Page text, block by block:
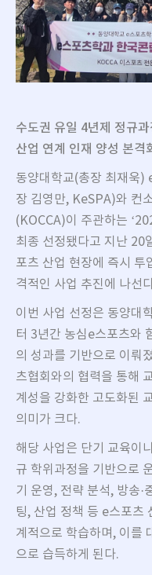
수도권 유일 4년제 정규
산업 연계 인재 양성 본격
동양대학교(총장 최재욱)
장 김영만, KeSPA)와 컨
(KOCCA)이 주관하는
최종 선정됐다고 지난 20
포츠 산업 현장에 즉시 투
격적인 사업 추진에 나선
이번 사업 선정은 동양대
터 3년간 농심e스포츠와
의 성과를 기반으로 이뤄
츠협회와의 협력을 통해
계성을 강화한 고도화된
의미가 크다.
해당 사업은 단기 교육이
규 학위과정을 기반으로
기 운영, 전략 분석, 방송·
팅, 산업 정책 등 e스포츠
계적으로 학습하며, 이를
으로 습득하게 된다.